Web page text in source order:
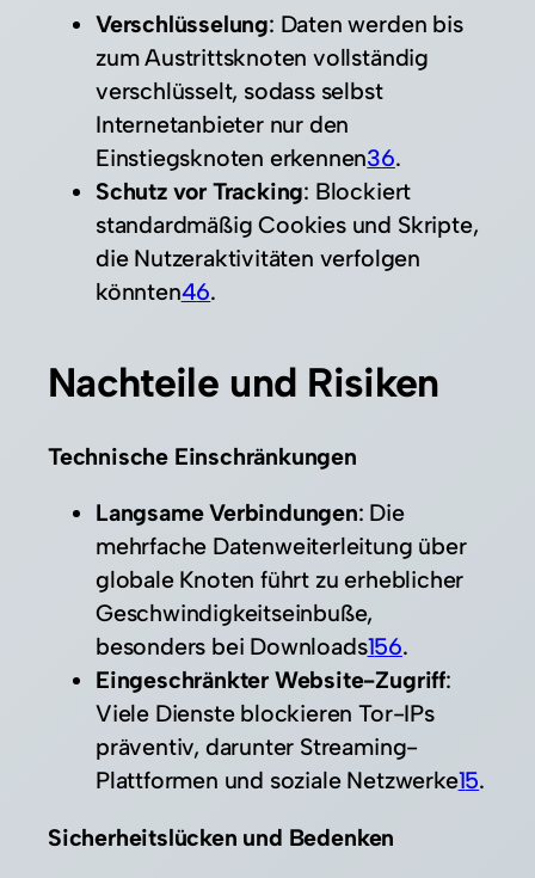
Verschlüsselung: Daten werden bis
zum Austrittsknoten vollständig
verschlüsselt, sodass selbst
Internetanbieter nur den
Einstiegsknoten erkennen36.
Schutz vor Tracking: Blockiert
standardmäßig Cookies und Skripte,
die Nutzeraktivitäten verfolgen
könnten46.
Nachteile und Risiken
Technische Einschränkungen
Langsame Verbindungen: Die
mehrfache Datenweiterleitung über
globale Knoten führt zu erheblicher
Geschwindigkeitseinbuße,
besonders bei Downloads156.
Eingeschränkter Website-Zugriff:
Viele Dienste blockieren Tor-IPs
präventiv, darunter Streaming-
Plattformen und soziale Netzwerke15.
Sicherheitslücken und Bedenken